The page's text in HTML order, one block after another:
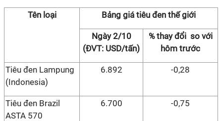
Tên loại Bảng giá tiêu đen thế giới
Ngày 2/10
(ĐVT: USD/tấn)
% thay đổi so với
hôm trước
Tiêu đen Lampung
(Indonesia)
6.892 -0,28
Tiêu đen Brazil
ASTA 570
6.700 -0,75